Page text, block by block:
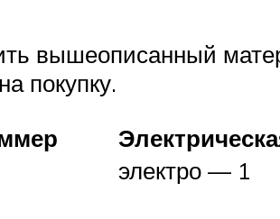
вышеописанный
покупку.
электро — 1